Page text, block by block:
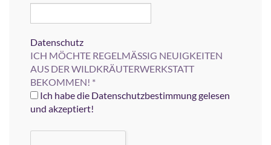
Datenschutz
ICH MÖCHTE REGELMÄSSIG NEUIGKEITEN
AUS DER WILDKRÄUTERWERKSTATT
BEKOMMEN! *
Ich habe die Datenschutzbestimmung gelesen
und akzeptiert!